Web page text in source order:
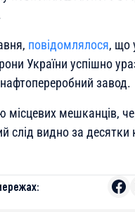
повідомлялося, що
України успішно
завод.
місцевих мешканців,
слід видно за десятки